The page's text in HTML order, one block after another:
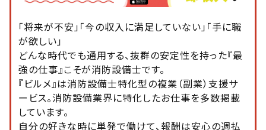
「将来が不安」「今の収入に満足していない」「手に職
が欲しい」
どんな時代でも通用する、抜群の安定性を持った『最
強の仕事』こそが消防設備士です。
『ビルメ』は消防設備士特化型の複業（副業）支援サ
ービス。消防設備業界に特化したお仕事を多数掲載
しています。
自分の好きな時に単発で働けて、報酬は安心の週払